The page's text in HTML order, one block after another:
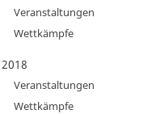
Veranstaltungen
Wettkämpfe
2018
Veranstaltungen
Wettkämpfe